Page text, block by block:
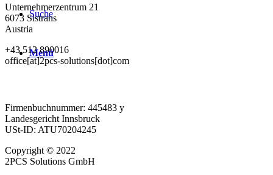
Suche
Menü
Unternehmerzentrum 21
6073 Sistrans
Austria
+43 512 890016
office[at]2pcs-solutions[dot]com
Firmenbuchnummer: 445483 y
Landesgericht Innsbruck
USt-ID: ATU70204245
Copyright © 2022
2PCS Solutions GmbH